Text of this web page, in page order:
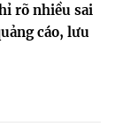
rõ nhiều sai
cáo, lưu